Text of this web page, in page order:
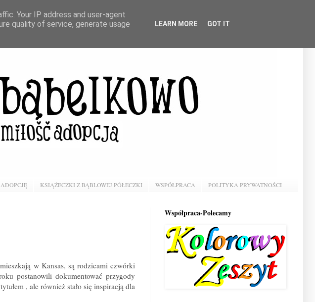
KSIĄŻECZKI Z BĄBLOWEJ PÓŁECZKI WSPÓŁPRACA POLITYKA PRYWATNOŚCI
w Kansas, są rodzicami czwórki
postanowili dokumentować przygody
, ale również stało się inspiracją dla
Współpraca-Polecamy
Your IP address and user-agent
quality of service, generate usage
LEARN MORE GOT IT